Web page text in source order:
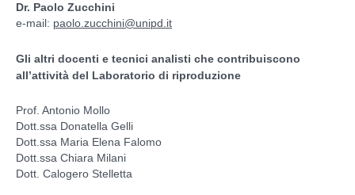
Dr. Paolo Zucchini
e-mail: paolo.zucchini@unipd.it
Gli altri docenti e tecnici analisti che contribuiscono
all’attività del Laboratorio di riproduzione
Prof. Antonio Mollo
Dott.ssa Donatella Gelli
Dott.ssa Maria Elena Falomo
Dott.ssa Chiara Milani
Dott. Calogero Stelletta